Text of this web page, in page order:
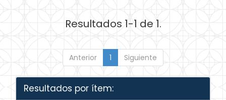
Resultados 1-1 de 1.
Anterior 1 Siguiente
Resultados por ítem: